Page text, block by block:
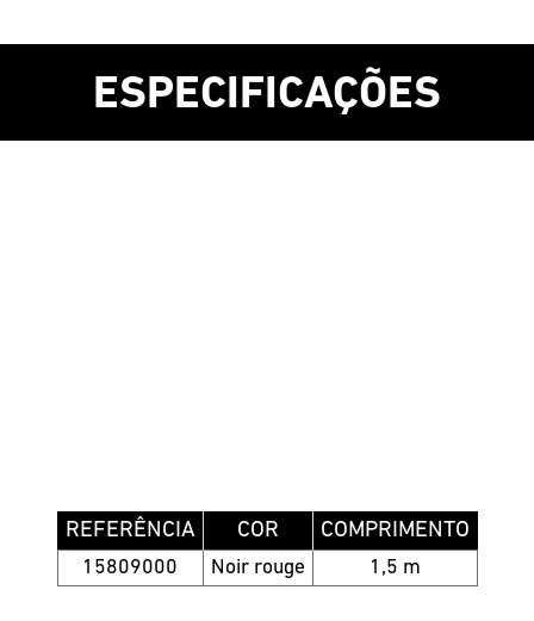
ESPECIFICAÇÕES
REFERÊNCIA COR COMPRIMENTO
15809000 Noir rouge 1,5 m